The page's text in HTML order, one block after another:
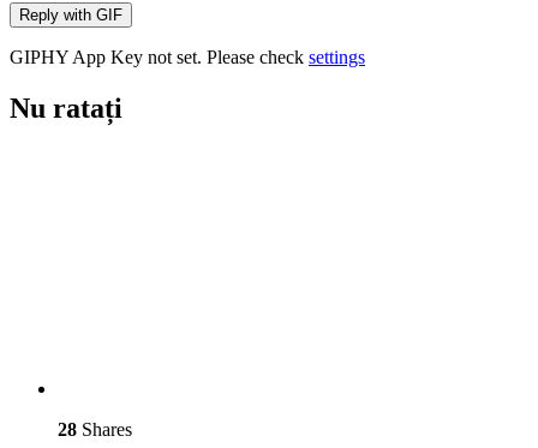
Reply with GIF
GIPHY App Key not set. Please check settings
Nu ratați
28 Shares